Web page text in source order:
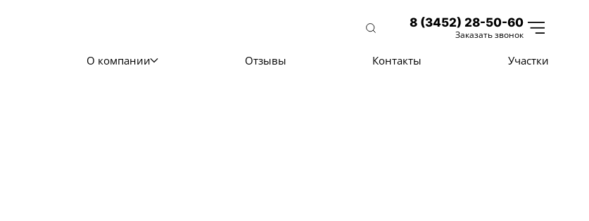
8 (3452) 28-50-60
Заказать звонок
О компании Отзывы Контакты Участки